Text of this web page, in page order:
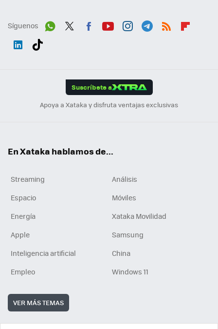
Síguenos
Suscríbete a
Apoya a Xataka y disfruta ventajas exclusivas
En Xataka hablamos de...
Streaming
Análisis
Espacio
Móviles
Energía
Xataka Movilidad
Apple
Samsung
Inteligencia artificial
China
Empleo
Windows 11
VER MÁS TEMAS